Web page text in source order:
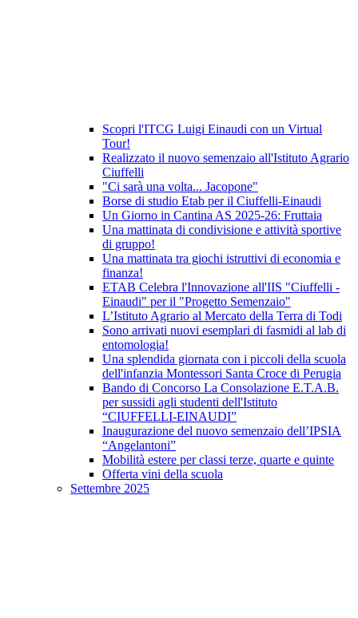
Scopri l'ITCG Luigi Einaudi con un Virtual
Tour!
Realizzato il nuovo semenzaio all'Istituto Agrario
Ciuffelli
"Ci sarà una volta... Jacopone"
Borse di studio Etab per il Ciuffelli-Einaudi
Un Giorno in Cantina AS 2025-26: Fruttaia
Una mattinata di condivisione e attività sportive
di gruppo!
Una mattinata tra giochi istruttivi di economia e
finanza!
ETAB Celebra l'Innovazione all'IIS "Ciuffelli -
Einaudi" per il "Progetto Semenzaio"
L’Istituto Agrario al Mercato della Terra di Todi
Sono arrivati nuovi esemplari di fasmidi al lab di
entomologia!
Una splendida giornata con i piccoli della scuola
dell'infanzia Montessori Santa Croce di Perugia
Bando di Concorso La Consolazione E.T.A.B.
per sussidi agli studenti dell'Istituto
“CIUFFELLI-EINAUDI”
Inaugurazione del nuovo semenzaio dell’IPSIA
“Angelantoni”
Mobilità estere per classi terze, quarte e quinte
Offerta vini della scuola
Settembre 2025